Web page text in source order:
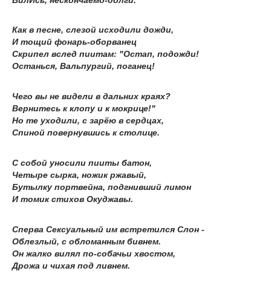
Как в песне, слезой исходили дожди,
И тощий фонарь-оборванец
Скрипел вслед пиитам: "Остап, подожди!
Останься, Вальпургий, поганец!
Чего вы не видели в дальних краях?
Вернитесь к клопу и к мокрице!"
Но те уходили, с зарёю в сердцах,
Спиной повернувшись к столице.
С собой уносили пииты батон,
Четыре сырка, ножик ржавый,
Бутылку портвейна, подгнивший лимон
И томик стихов Окуджавы.
Сперва Сексуальный им встретился Слон -
Облезлый, с обломанным бивнем.
Он жалко вилял по-собачьи хвостом,
Дрожа и чихая под ливнем.